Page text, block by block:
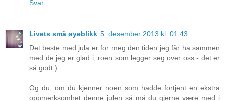
Svar
Livets små øyeblikk 5. desember 2013 kl. 01:43
Det beste med jula er for meg den tiden jeg får ha sammen
med de jeg er glad i, roen som legger seg over oss - det er
så godt:)
Og du; om du kjenner noen som hadde fortjent en ekstra
oppmerksomhet denne julen så må du gjerne være med i